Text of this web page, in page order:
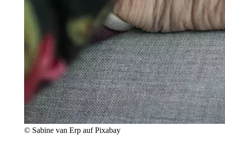
© Sabine van Erp auf Pixabay